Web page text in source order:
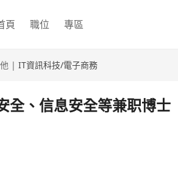
頁 職位 專區
| IT資訊科技/電子商務
全、信息安全等兼职博